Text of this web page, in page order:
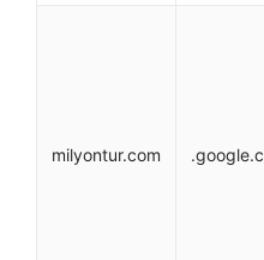
milyontur.com